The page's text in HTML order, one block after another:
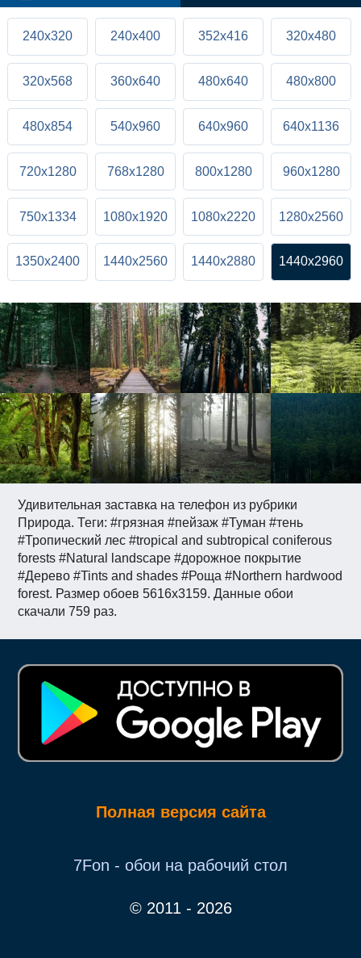
Удивительная заставка на телефон из рубрики
Природа. Теги: #грязная #пейзаж #Туман #тень
#Тропический лес #tropical and subtropical coniferous
forests #Natural landscape #дорожное покрытие
#Дерево #Tints and shades #Роща #Northern hardwood
forest. Размер обоев 5616x3159. Данные обои
скачали 759 раз.
240x320 240x400 352x416 320x480
320x568 360x640 480x640 480x800
480x854 540x960 640x960 640x1136
720x1280 768x1280 800x1280 960x1280
750x1334 1080x1920 1080x2220 1280x2560
1350x2400 1440x2560 1440x2880 1440x2960
Полная версия сайта
7Fon - обои на рабочий стол
© 2011 - 2026